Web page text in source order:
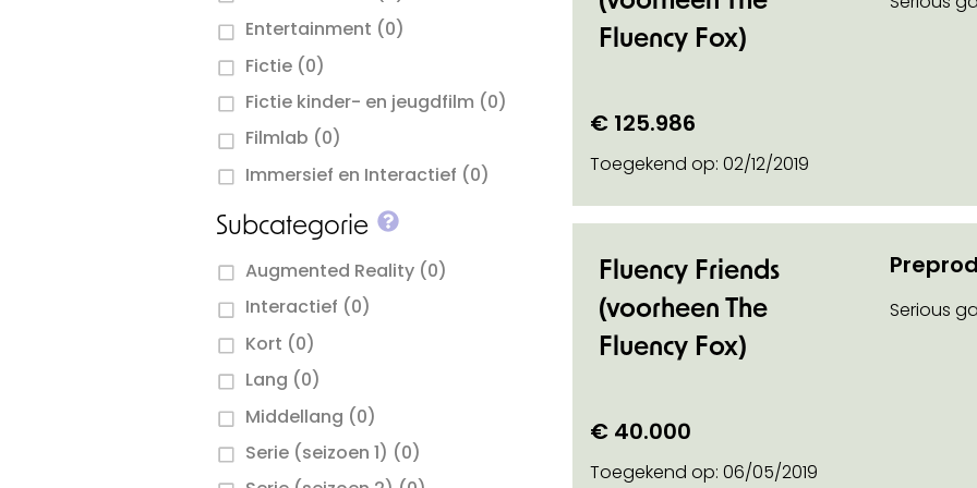
Entertainment (0)
Fictie (0)
Fictie kinder- en jeugdfilm (0)
Filmlab (0)
Immersief en Interactief (0)
Subcategorie More info on
Augmented Reality (0)
Interactief (0)
Kort (0)
Lang (0)
Middellang (0)
Serie (seizoen 1) (0)
Fluency Fox)
€ 125.986
Toegekend op: 02/12/2019
Fluency Friends
(voorheen The
Fluency Fox)
Serious
€ 40.000
Toegekend op: 06/05/2019